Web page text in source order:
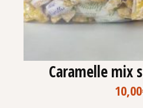
Caramelle mix
10,00